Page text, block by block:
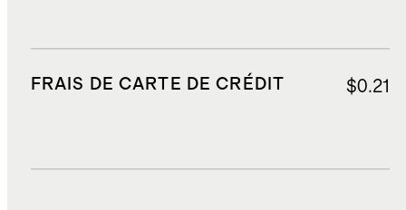
FRAIS DE CARTE DE CRÉDIT $0.21